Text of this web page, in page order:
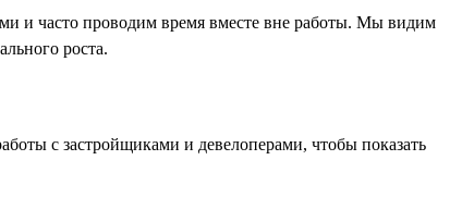
и часто проводим время вместе вне работы. Мы видим
роста.
с застройщиками и девелоперами, чтобы показать